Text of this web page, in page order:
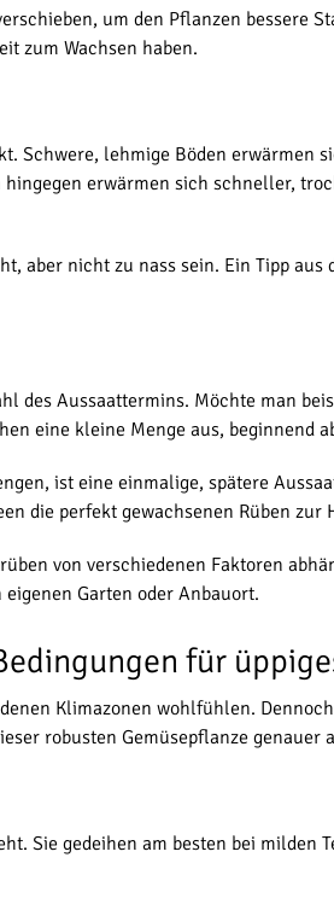
um den Pflanzen bessere
zum Wachsen haben.
Schwere, lehmige Böden erwärmen
erwärmen sich schneller,
aber nicht zu nass sein. Ein Tipp
des Aussaattermins. Möchte man
eine kleine Menge aus, beginnend
ist eine einmalige, spätere
die perfekt gewachsenen Rüben zur
von verschiedenen Faktoren
Garten oder Anbauort.
für
Klimazonen wohlfühlen.
robusten Gemüsepflanze genauer
Sie gedeihen am besten bei